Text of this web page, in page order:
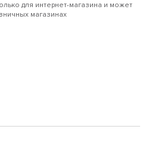
для интернет-магазина и может
магазинах